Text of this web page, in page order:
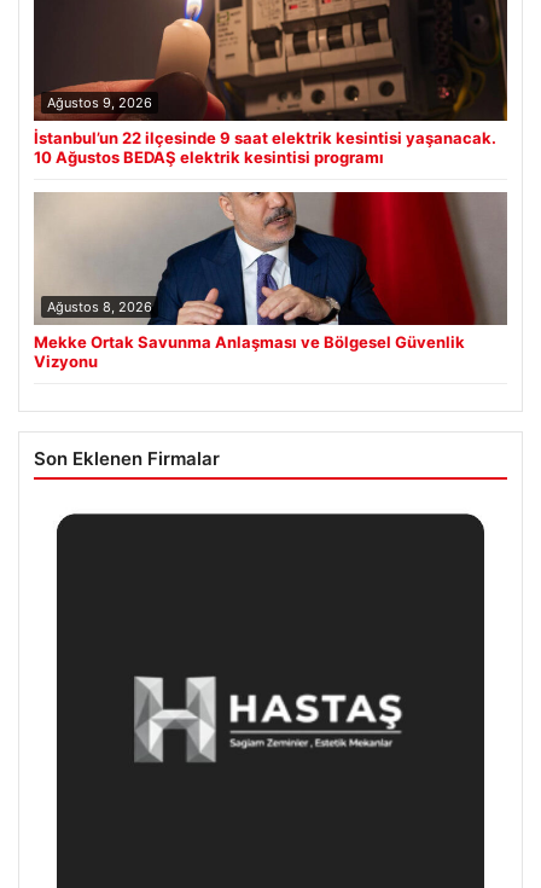
Ağustos 9, 2026
İstanbul’un 22 ilçesinde 9 saat elektrik kesintisi yaşanacak.
10 Ağustos BEDAŞ elektrik kesintisi programı
Ağustos 8, 2026
Mekke Ortak Savunma Anlaşması ve Bölgesel Güvenlik
Vizyonu
Son Eklenen Firmalar